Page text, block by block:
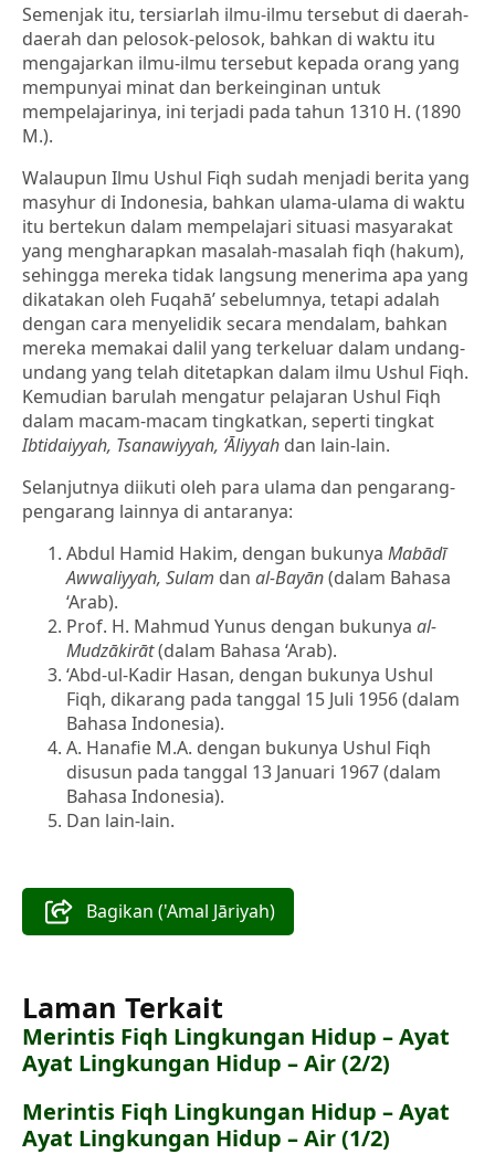
Semenjak itu, tersiarlah ilmu-ilmu tersebut di daerah-
daerah dan pelosok-pelosok, bahkan di waktu itu
mengajarkan ilmu-ilmu tersebut kepada orang yang
mempunyai minat dan berkeinginan untuk
mempelajarinya, ini terjadi pada tahun 1310 H. (1890
M.).
Walaupun Ilmu Ushul Fiqh sudah menjadi berita yang
masyhur di Indonesia, bahkan ulama-ulama di waktu
itu bertekun dalam mempelajari situasi masyarakat
yang mengharapkan masalah-masalah fiqh (hakum),
sehingga mereka tidak langsung menerima apa yang
dikatakan oleh Fuqahā’ sebelumnya, tetapi adalah
dengan cara menyelidik secara mendalam, bahkan
mereka memakai dalil yang terkeluar dalam undang-
undang yang telah ditetapkan dalam ilmu Ushul Fiqh.
Kemudian barulah mengatur pelajaran Ushul Fiqh
dalam macam-macam tingkatkan, seperti tingkat
Ibtidaiyyah, Tsanawiyyah, ‘Āliyyah dan lain-lain.
Selanjutnya diikuti oleh para ulama dan pengarang-
pengarang lainnya di antaranya:
Abdul Hamid Hakim, dengan bukunya Mabādī
Awwaliyyah, Sulam dan al-Bayān(dalam Bahasa
‘Arab).
Prof. H. Mahmud Yunus dengan bukunya al-
Mudzākirāt(dalam Bahasa ‘Arab).
‘Abd-ul-Kadir Hasan, dengan bukunya Ushul
Fiqh, dikarang pada tanggal 15 Juli 1956 (dalam
Bahasa Indonesia).
A. Hanafie M.A. dengan bukunya Ushul Fiqh
disusun pada tanggal 13 Januari 1967 (dalam
Bahasa Indonesia).
Dan lain-lain.
Bagikan ('Amal Jāriyah)
Laman Terkait
Merintis Fiqh Lingkungan Hidup – Ayat
Ayat Lingkungan Hidup – Air (2/2)
Merintis Fiqh Lingkungan Hidup – Ayat
Ayat Lingkungan Hidup – Air (1/2)